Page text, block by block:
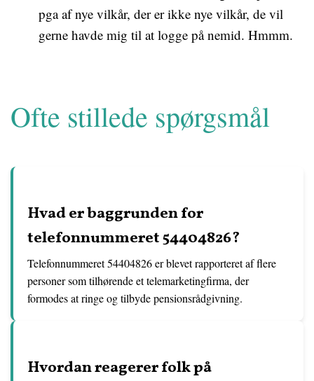
pga af nye vilkår, der er ikke nye vilkår, de vil
gerne havde mig til at logge på nemid. Hmmm.
Ofte stillede spørgsmål
Hvad er baggrunden for
telefonnummeret 54404826?
Telefonnummeret 54404826 er blevet rapporteret af flere
personer som tilhørende et telemarketingfirma, der
formodes at ringe og tilbyde pensionsrådgivning.
Hvordan reagerer folk på